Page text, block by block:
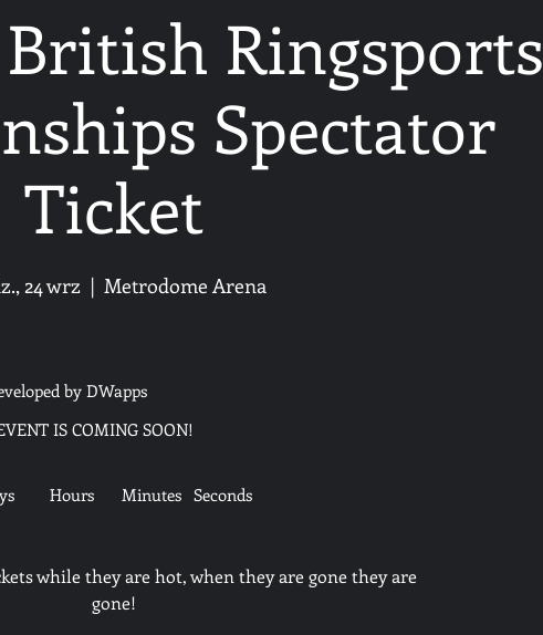
British Ringsports
Spectator
Ticket
24 wrz
  |
Metrodome Arena
Seconds
Minutes
Hours
IS COMING SOON!
by DWapps
while they are hot, when they are gone they are
gone!